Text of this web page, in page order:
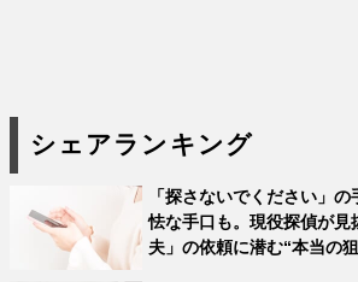
シェアランキング
「探さないでください」
怯な手口も。現役探偵が見
夫」の依頼に潜む“本当の